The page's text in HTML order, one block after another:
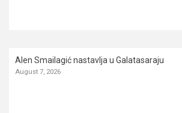
Alen Smailagić nastavlja u Galatasaraju
August 7, 2026